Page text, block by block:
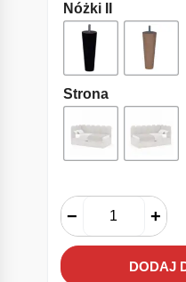
Nóżki II
Strona
− +
DODAJ